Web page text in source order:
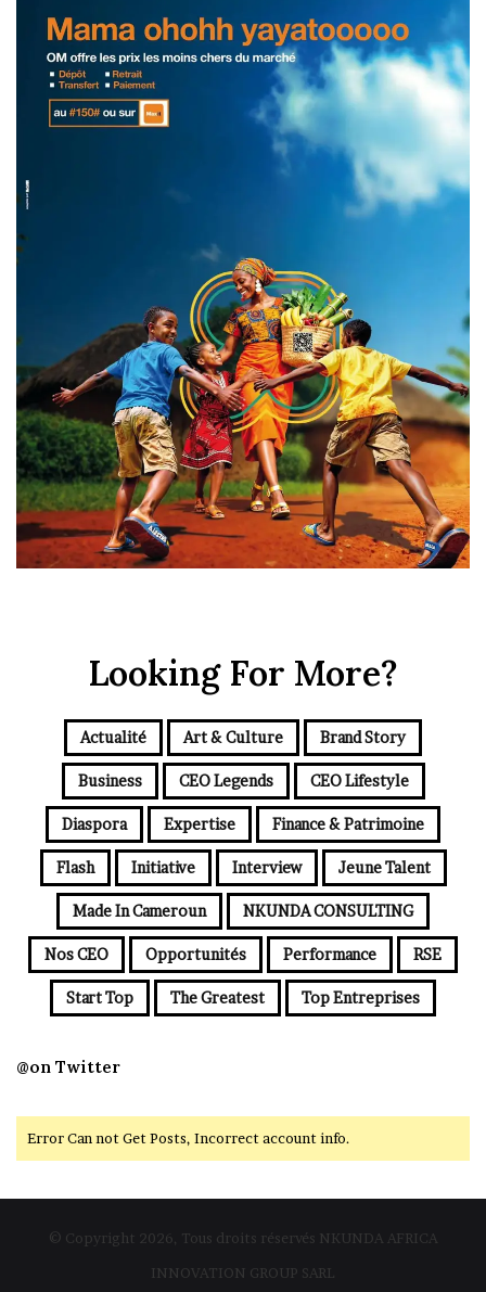
Looking For More?
Actualité Art & Culture Brand Story
Business CEO Legends CEO Lifestyle
Diaspora Expertise Finance & Patrimoine
Flash Initiative Interview Jeune Talent
Made In Cameroun NKUNDA CONSULTING
Nos CEO Opportunités Performance RSE
Start Top The Greatest Top Entreprises
@on Twitter
Error Can not Get Posts, Incorrect account info.
© Copyright 2026, Tous droits réservés NKUNDA AFRICA
INNOVATION GROUP SARL